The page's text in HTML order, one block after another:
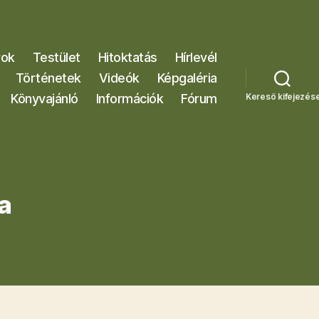
Testület Hitoktatás
Hírlevél
Történetek Videók
Képgaléria
Könyvajánló Információk Fórum Kereső